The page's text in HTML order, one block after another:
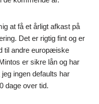
at få et årligt afkast på
Det er rigtig fint og er
til andre europæiske
er sikre lån og har
ingen defaults har
dage over tid.